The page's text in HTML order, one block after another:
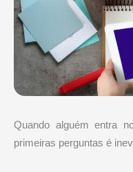
Quando alguém entra
primeiras perguntas é